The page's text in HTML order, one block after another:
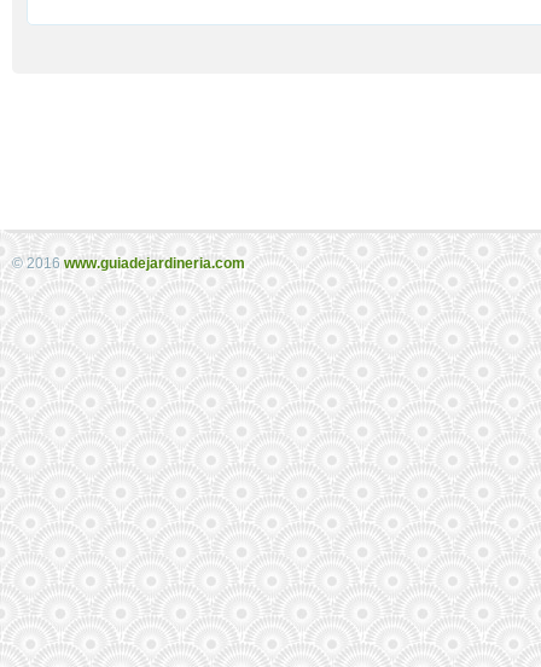
© 2016 www.guiadejardineria.com